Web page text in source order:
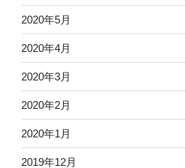
2020年5月
2020年4月
2020年3月
2020年2月
2020年1月
2019年12月